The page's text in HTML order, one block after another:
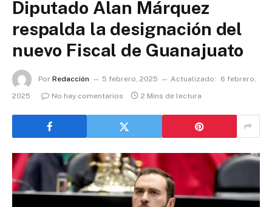
Diputado Alan Márquez
respalda la designación del
nuevo Fiscal de Guanajuato
Por Redacción 5 febrero, 2025 Actualizado:
6 febrero,
2025
No hay comentarios 2 Mins de lectura